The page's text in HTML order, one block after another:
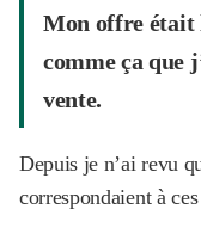
Mon offre était
comme ça que
vente.
Depuis je n’ai revu
correspondaient à